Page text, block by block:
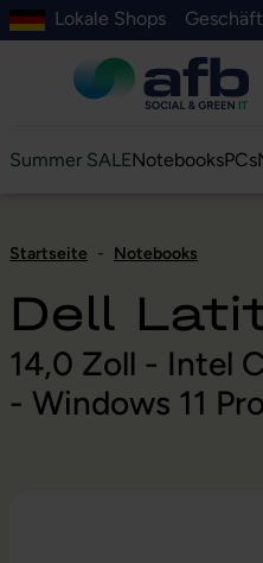
springen
Suche springen
Zur Hauptnavigation
Zur Navigation der B2B-
Lokale Shops
Summer SALENotebooksPCs
Startseite - Notebooks
Dell
14,0 Zoll - Intel
- Windows 11